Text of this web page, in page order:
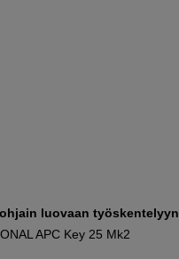
luovaan työskentelyyn
APC Key 25 Mk2